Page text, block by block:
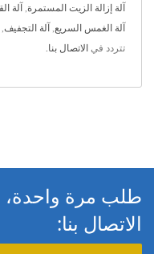
آلة إزالة الزيت المستمرة آلة
آلة الغمس السريع آلة التجفيف
تتردد في الاتصال بنا
طلب مرة واحدة،
الاتصال بنا: